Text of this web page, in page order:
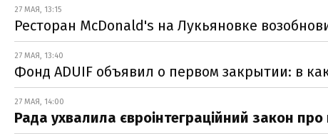
27 МАЯ, 13:15
Ресторан McDonald's на Лукьяновке
27 МАЯ, 13:40
Фонд ADUIF объявил о первом закрытии: в
27 МАЯ, 14:00
Рада ухвалила євроінтеграційний закон про